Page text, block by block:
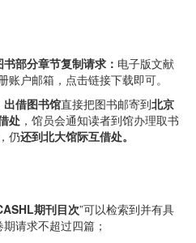
部分章节复制请求： 电子版文献
账户邮箱，点击链接下载即可。
出借图书馆直接把图书邮寄到北京
处 ，馆员会通知读者到馆办理取书
仍还到北大馆际互借处。
期刊目次”可以检索到并有具
请求不超过四篇；